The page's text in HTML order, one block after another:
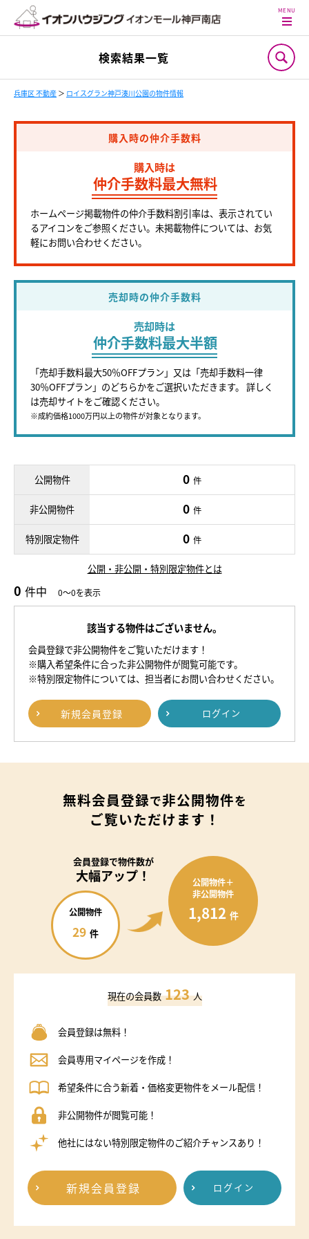
検索結果一覧
兵庫区 不動産 ＞ ロイスグラン神戸湊川公園の物件情報
購入時の仲介手数料
購入時は
仲介手数料最大無料
ホームページ掲載物件の仲介手数料割引率は、表示されてい
るアイコンをご参照ください。未掲載物件については、お気
軽にお問い合わせください。
売却時の仲介手数料
売却時は
仲介手数料最大半額
「売却手数料最大50％OFFプラン」又は「売却手数料一律
30％OFFプラン」のどちらかをご選択いただきます。 詳しく
は売却サイトをご確認ください。
※成約価格1000万円以上の物件が対象となります。
公開物件 0 件
非公開物件 0 件
特別限定物件 0 件
公開・非公開・特別限定物件とは
0 件中 0～0を表示
該当する物件はございません。
会員登録で非公開物件をご覧いただけます！
※購入希望条件に合った非公開物件が閲覧可能です。
※特別限定物件については、担当者にお問い合わせください。
新規会員登録 ログイン
無料会員登録で非公開物件を
ご覧いただけます！
会員登録で物件数が
大幅アップ！
公開物件
29 件
公開物件＋
非公開物件
1,812 件
現在の会員数 123 人
会員登録は無料！
会員専用マイページを作成！
希望条件に合う新着・価格変更物件をメール配信！
非公開物件が閲覧可能！
他社にはない特別限定物件のご紹介チャンスあり！
新規会員登録 ログイン